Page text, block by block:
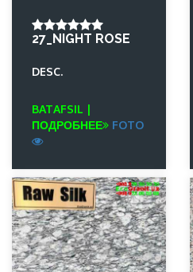
27_NIGHT ROSE
DESC.
BATAFSIL |
ПОДРОБНЕЕ
FOTO